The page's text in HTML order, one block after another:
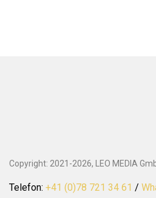
Copyright: 2021-2026, LEO MEDIA
Telefon: +41 (0)78 721 34 61 /